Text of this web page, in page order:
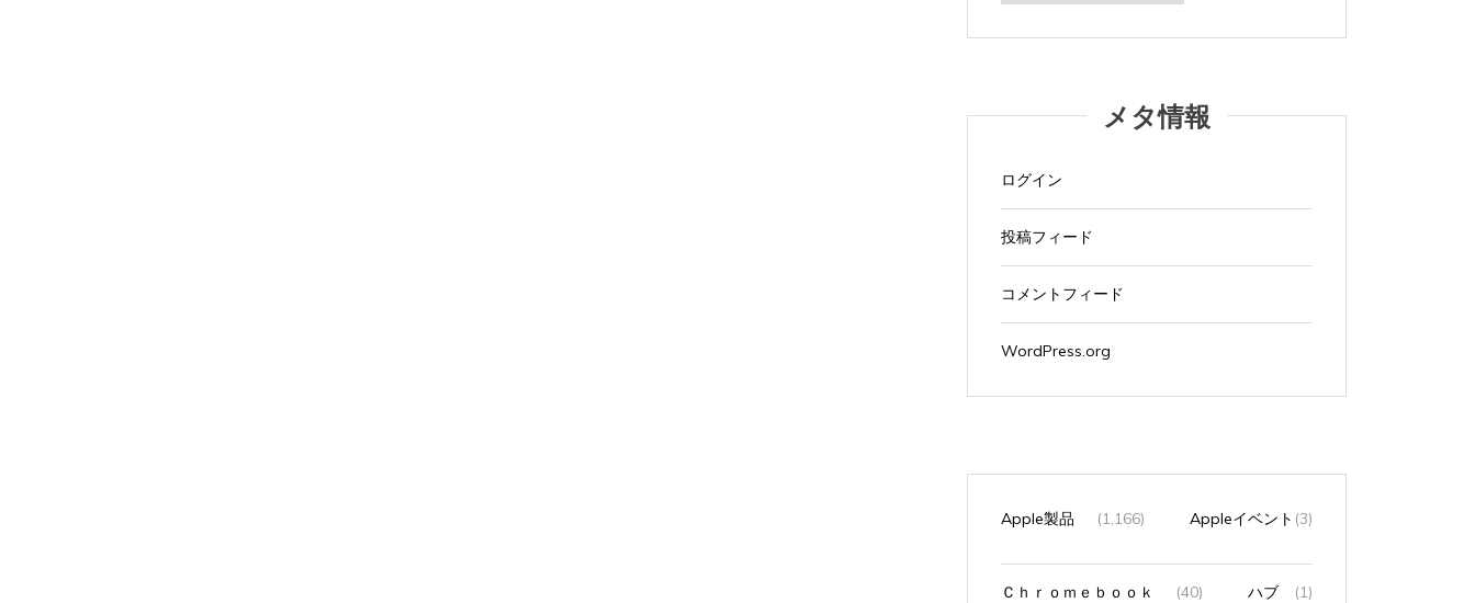
カ
イ
メタ情報
ログイン
投稿フィード
コメントフィード
WordPress.org
Apple製品 (1,166) Appleイベント (3)
Ｃｈｒｏｍｅｂｏｏｋ (40) ハブ (1)